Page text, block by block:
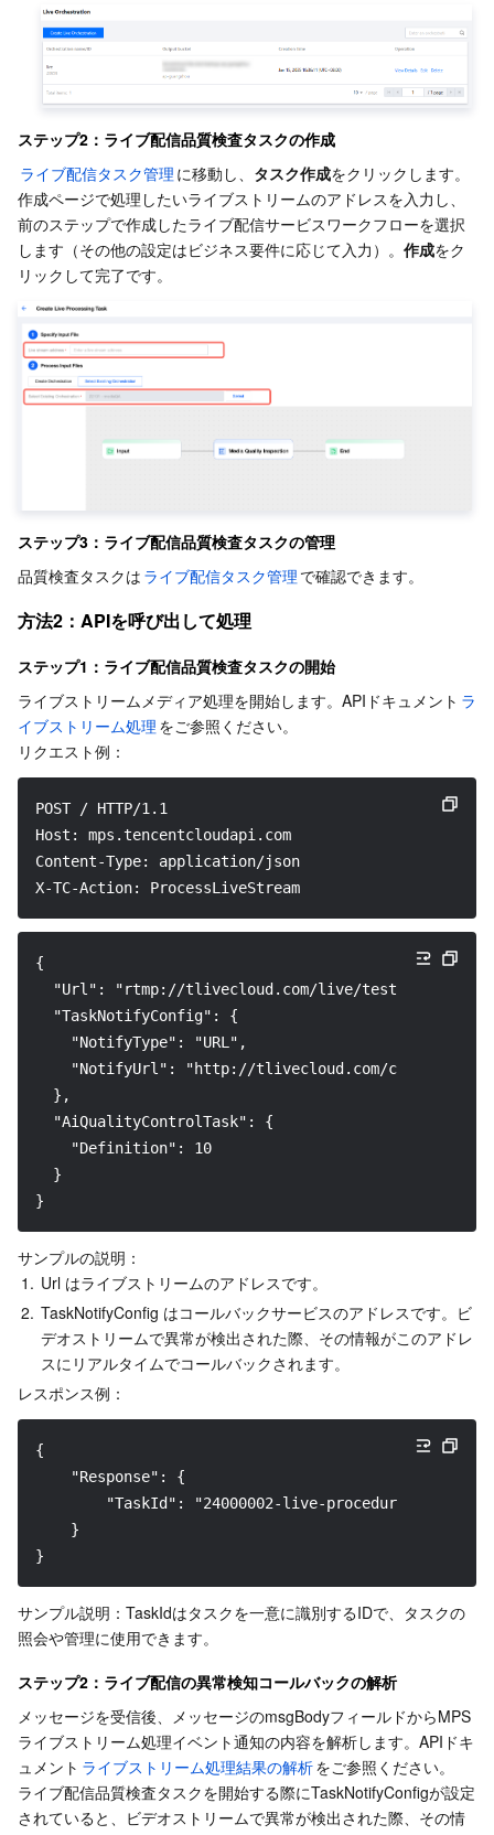
ステップ2：ライブ配信品質検査タスクの作成
ライブ配信タスク管理 に移動し、 タスク作成をクリックします。
作成ページで処理したいライブストリームのアドレスを入力し、
前のステップで作成したライブ配信サービスワークフローを選択
します（その他の設定はビジネス要件に応じて入力）。 作成をク
リックして完了です。
ステップ3：ライブ配信品質検査タスクの管理
品質検査タスクは ライブ配信タスク管理 で確認できます。
方法2：APIを呼び出して処理
ステップ1：ライブ配信品質検査タスクの開始
ライブストリームメディア処理を開始します。APIドキュメント ラ
イブストリーム処理 をご参照ください。
リクエスト例：
﻿POST / HTTP/1.1
Host: mps.tencentcloudapi.com
Content-Type: application/json
X-TC-Action: ProcessLiveStream
{
  "Url": "rtmp://tlivecloud.com/live/test",
  "TaskNotifyConfig": {
    "NotifyType": "URL",
    "NotifyUrl": "http://tlivecloud.com/callback"
  },
  "AiQualityControlTask": {
    "Definition": 10
  }
}
サンプルの説明：
1. Url はライブストリームのアドレスです。
2. TaskNotifyConfig はコールバックサービスのアドレスです。ビ
デオストリームで異常が検出された際、その情報がこのアドレ
スにリアルタイムでコールバックされます。
レスポンス例：
﻿{
    "Response": {
"TaskId": "24000002-live-procedure-
    }
}
サンプル説明：TaskIdはタスクを一意に識別するIDで、タスクの
照会や管理に使用できます。
ステップ2：ライブ配信の異常検知コールバックの解析
メッセージを受信後、メッセージのmsgBodyフィールドからMPS
ライブストリーム処理イベント通知の内容を解析します。APIドキ
ュメント ライブストリーム処理結果の解析をご参照ください。
ライブ配信品質検査タスクを開始する際にTaskNotifyConfigが設定
されていると、ビデオストリームで異常が検出された際、その情